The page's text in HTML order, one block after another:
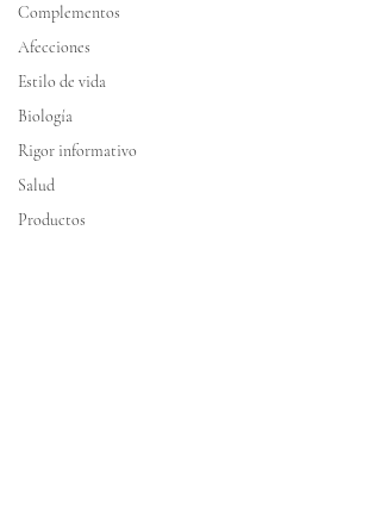
Complementos
Afecciones
Estilo de vida
Biología
Rigor informativo
Salud
Productos